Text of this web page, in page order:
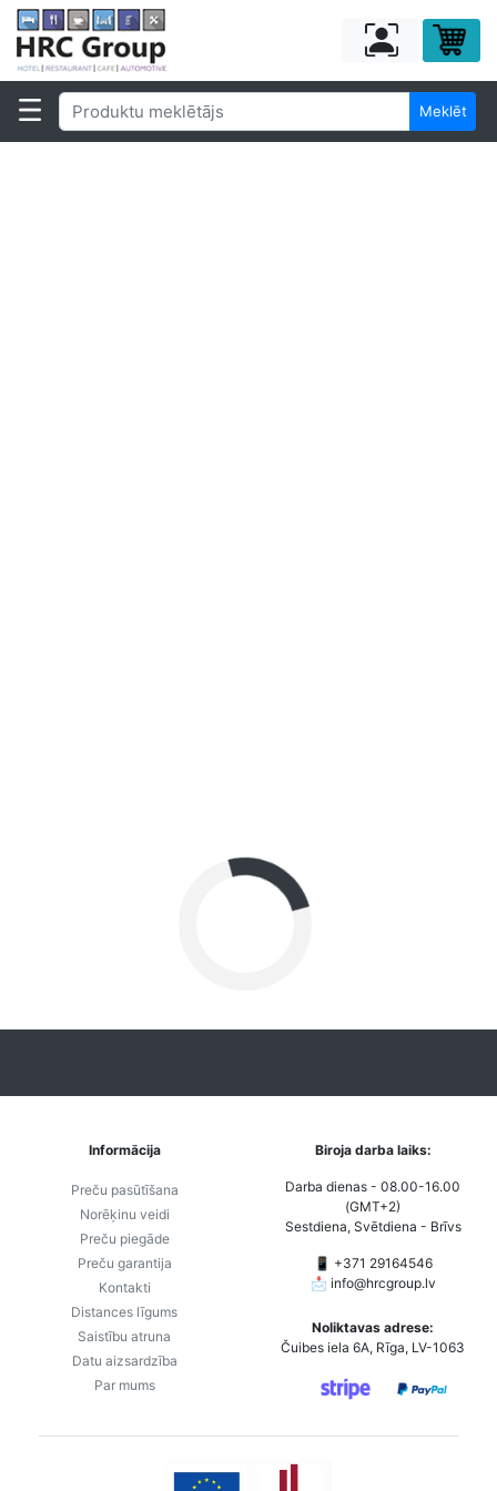
Meklēt
Informācija
Preču pasūtīšana
Norēķinu veidi
Preču piegāde
Preču garantija
Kontakti
Distances līgums
Saistību atruna
Datu aizsardzība
Par mums
Biroja darba laiks:
Darba dienas - 08.00-16.00
(GMT+2)
Sestdiena, Svētdiena - Brīvs
📱 +371 29164546
📩 info@hrcgroup.lv
Noliktavas adrese:
Čuibes iela 6A, Rīga, LV-1063